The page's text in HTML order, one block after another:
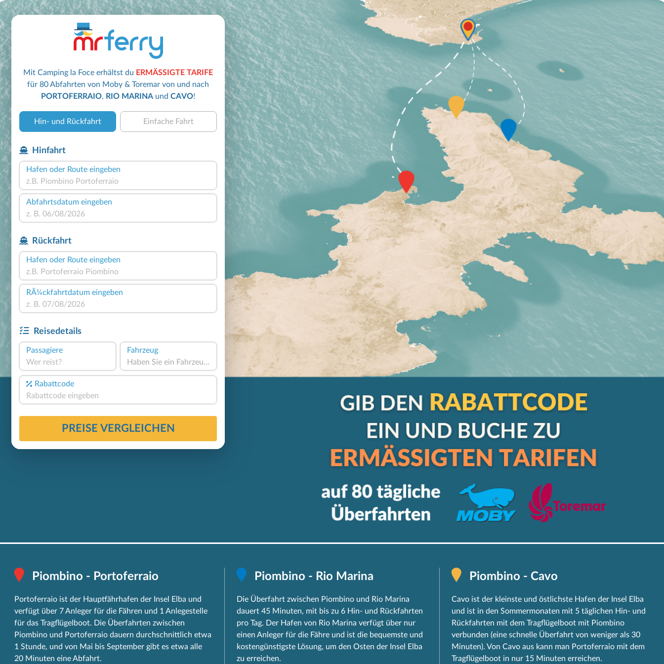
Mit Camping la Foce erhältst du ERMÄSSIGTE TARIFE
für 80 Abfahrten von Moby & Toremar von und nach
PORTOFERRAIO, RIO MARINA und CAVO!
Hin- und Rückfahrt Einfache Fahrt
Hinfahrt
Hafen oder Route eingeben
Abfahrtsdatum eingeben
Rückfahrt
Hafen oder Route eingeben
RÃ¼ckfahrtdatum eingeben
Reisedetails
Passagiere
Wer reist?
Fahrzeug
Haben Sie ein Fahrzeug?
Rabattcode
PREISE VERGLEICHEN
Piombino - Portoferraio
Portoferraio ist der Hauptfährhafen der Insel Elba und
verfügt über 7 Anleger für die Fähren und 1 Anlegestelle
für das Tragflügelboot. Die Überfahrten zwischen
Piombino und Portoferraio dauern durchschnittlich etwa
1 Stunde, und von Mai bis September gibt es etwa alle
20 Minuten eine Abfahrt.
Piombino - Rio Marina
Die Überfahrt zwischen Piombino und Rio Marina
dauert 45 Minuten, mit bis zu 6 Hin- und Rückfahrten
pro Tag. Der Hafen von Rio Marina verfügt über nur
einen Anleger für die Fähre und ist die bequemste und
kostengünstigste Lösung, um den Osten der Insel Elba
zu erreichen.
Piombino - Cavo
Cavo ist der kleinste und östlichste Hafen der Insel Elba
und ist in den Sommermonaten mit 5 täglichen Hin- und
Rückfahrten mit dem Tragflügelboot mit Piombino
verbunden (eine schnelle Überfahrt von weniger als 30
Minuten). Von Cavo aus kann man Portoferraio mit dem
Tragflügelboot in nur 15 Minuten erreichen.